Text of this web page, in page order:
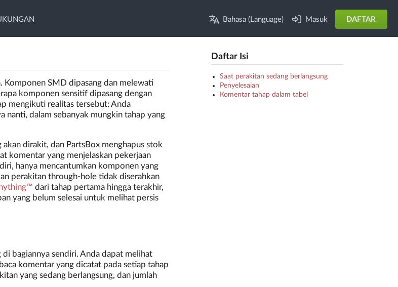
Bahasa (Language) Masuk DAFTAR
Komponen SMD dipasang dan melewati
komponen sensitif dipasang dengan
mengikuti realitas tersebut: Anda
nanti, dalam sebanyak mungkin tahap yang
dirakit, dan PartsBox menghapus stok
komentar yang menjelaskan pekerjaan
hanya mencantumkan komponen yang
perakitan through-hole tidak diserahkan
dari tahap pertama hingga terakhir,
yang belum selesai untuk melihat persis
bagiannya sendiri. Anda dapat melihat
komentar yang dicatat pada setiap tahap
yang sedang berlangsung, dan jumlah
Daftar Isi
Saat perakitan sedang berlangsung
Penyelesaian
Komentar tahap dalam tabel